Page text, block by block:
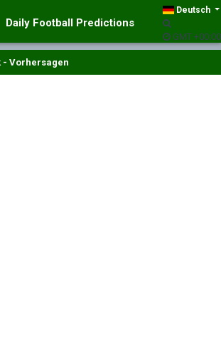
Deutsch
GMT +00:00
Daily Football Predictions
- Vorhersagen